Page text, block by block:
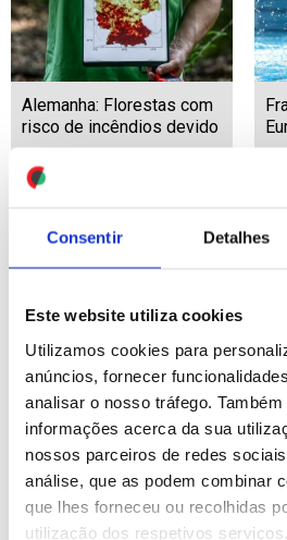
Consentir Detalhes
Este website utiliza cookies
Utilizamos cookies para
anúncios, fornecer
analisar o nosso tráfego.
informações acerca da sua
nossos parceiros de redes
análise, que as podem combinar
que lhes forneceu ou recolhidas
utilização dos respetivos serviços.
Alemanha: Florestas com
risco de incêndios devido
à seca
ID: 47560504 Data: 03/08/2026 21:02 ID:
Filipinas: Vida quotidiana
em Quezon City
16 IMAGENS